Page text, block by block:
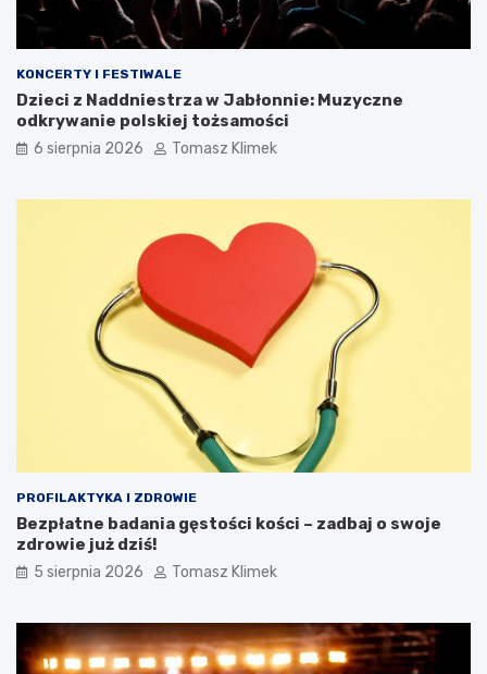
KONCERTY I FESTIWALE
Dzieci z Naddniestrza w Jabłonnie: Muzyczne
odkrywanie polskiej tożsamości
6 sierpnia 2026 Tomasz Klimek
PROFILAKTYKA I ZDROWIE
Bezpłatne badania gęstości kości – zadbaj o swoje
zdrowie już dziś!
5 sierpnia 2026 Tomasz Klimek